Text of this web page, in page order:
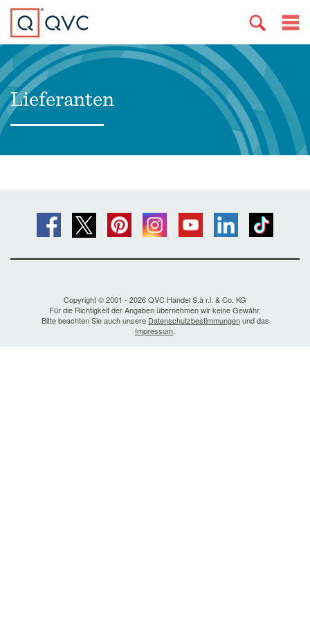
Lieferanten
Copyright © 2001 - 2026 QVC Handel S.à r.l. & Co. KG
Für die Richtigkeit der Angaben übernehmen wir keine Gewähr.
Bitte beachten Sie auch unsere Datenschutzbestimmungenund das
Impressum.